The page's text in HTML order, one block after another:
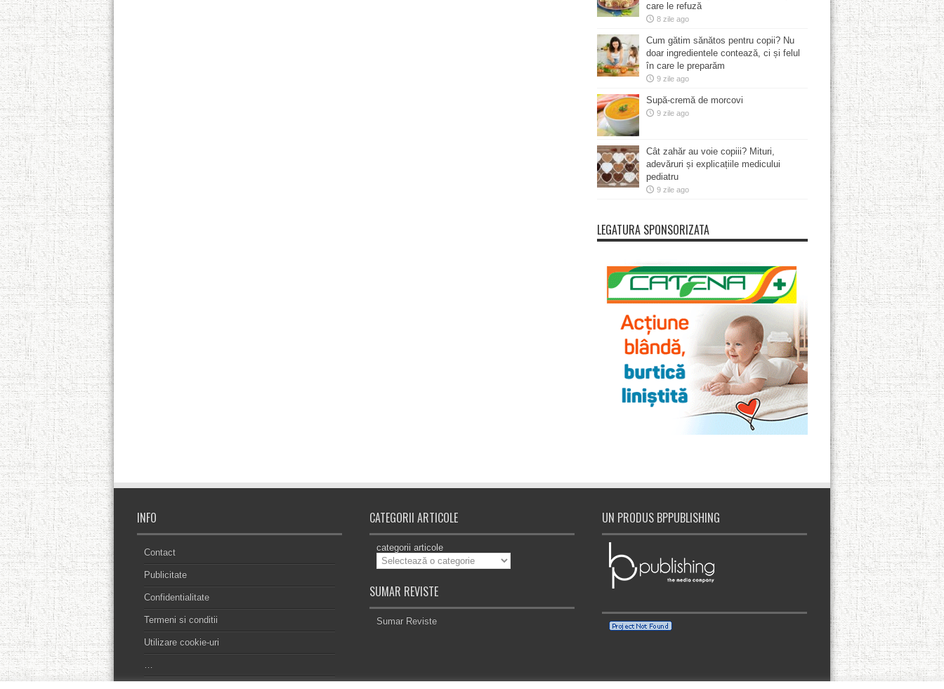
care le refuză
8 zile ago
Cum gătim sănătos pentru copii? Nu
doar ingredientele contează, ci și felul
în care le preparăm
9 zile ago
Supă-cremă de morcovi
9 zile ago
Cât zahăr au voie copiii? Mituri,
adevăruri și explicațiile medicului
pediatru
9 zile ago
LEGATURA SPONSORIZATA
INFO
Contact
Publicitate
Confidentialitate
Termeni si conditii
Utilizare cookie-uri
…
CATEGORII ARTICOLE
categorii articole
SUMAR REVISTE
Sumar Reviste
UN PRODUS BPPUBLISHING